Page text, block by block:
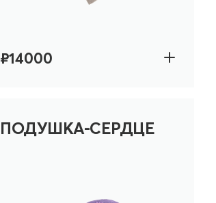
₽14000
ПОДУШКА-СЕРДЦЕ